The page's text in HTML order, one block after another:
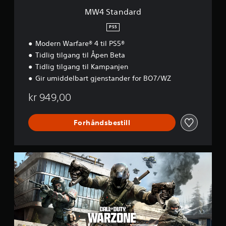
MW4 Standard
PS5
Modern Warfare® 4 til PS5®
Tidlig tilgang til Åpen Beta
Tidlig tilgang til Kampanjen
Gir umiddelbart gjenstander for BO7/WZ
kr 949,00
Forhåndsbestill
a
l
l
o
f
D
u